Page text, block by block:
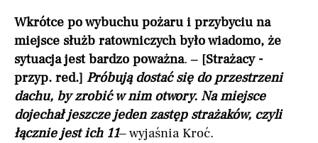
Wkrótce po wybuchu pożaru i przybyciu na
miejsce służb ratowniczych było wiadomo, że
sytuacja jest bardzo poważna.– [Strażacy -
przyp. red.] Próbują dostać się do przestrzeni
dachu, by zrobić w nim otwory. Na miejsce
dojechał jeszcze jeden zastęp strażaków, czyli
łącznie jest ich 11– wyjaśnia Kroć.